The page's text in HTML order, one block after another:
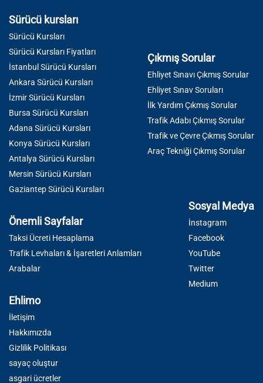
Sürücü kursları
Sürücü Kursları
Sürücü Kursları Fiyatları
İstanbul Sürücü Kursları
Ankara Sürücü Kursları
İzmir Sürücü Kursları
Bursa Sürücü Kursları
Adana Sürücü Kursları
Konya Sürücü Kursları
Antalya Sürücü Kursları
Mersin Sürücü Kursları
Gaziantep Sürücü Kursları
Çıkmış Sorular
Ehliyet Sınavı Çıkmış Sorular
Ehliyet Sınav Soruları
İlk Yardım Çıkmış Sorular
Trafik Adabı Çıkmış Sorular
Trafik ve Çevre Çıkmış Sorular
Araç Tekniği Çıkmış Sorular
Önemli Sayfalar
Taksi Ücreti Hesaplama
Trafik Levhaları & İşaretleri Anlamları
Arabalar
Sosyal Medya
İnstagram
Facebook
YouTube
Twitter
Medium
Ehlimo
İletişim
Hakkımızda
Gizlilik Politikası
sayaç oluştur
asgari ücretler